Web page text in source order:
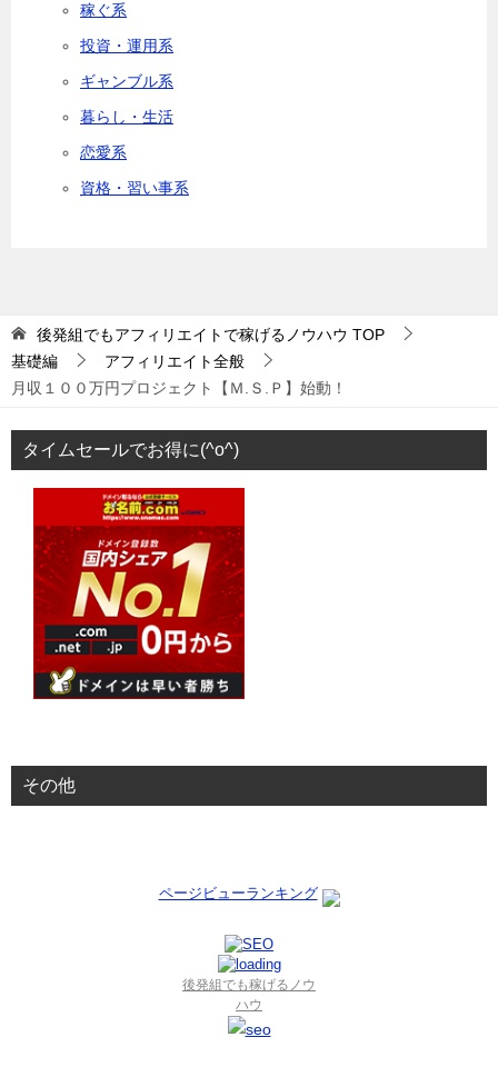
稼ぐ系
投資・運用系
ギャンブル系
暮らし・生活
恋愛系
資格・習い事系
後発組でもアフィリエイトで稼げるノウハウ TOP
基礎編
アフィリエイト全般
月収１００万円プロジェクト【Ｍ.Ｓ.Ｐ】始動！
タイムセールでお得に(^o^)
その他
ページビューランキング
後発組でも稼げるノウ
ハウ